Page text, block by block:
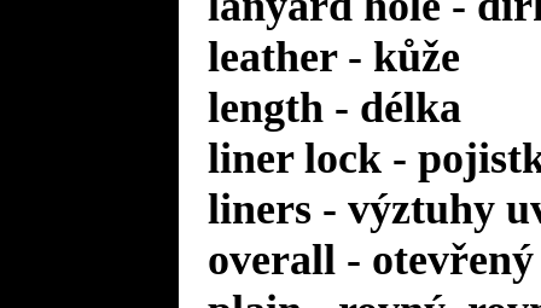
leather - kůže
length - délka
liner lock -
liners - výztuhy
overall - otevřený